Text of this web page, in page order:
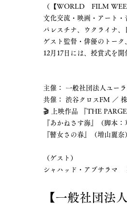
（【WORLD FILM
文化交流・映画・アート
パレスチナ、ウクライナ
ゲスト監督・俳優のトー
12月17日には、授賞式を開
主催： 一般社団法人ユー
共催： 渋谷クロスFM ／
🎬 上映作品 『THE
『あかねさす海』（脚本
『瞽女さの春』（増山麗
（ゲスト）
シャハッド・アブサラマ
【一般社団法